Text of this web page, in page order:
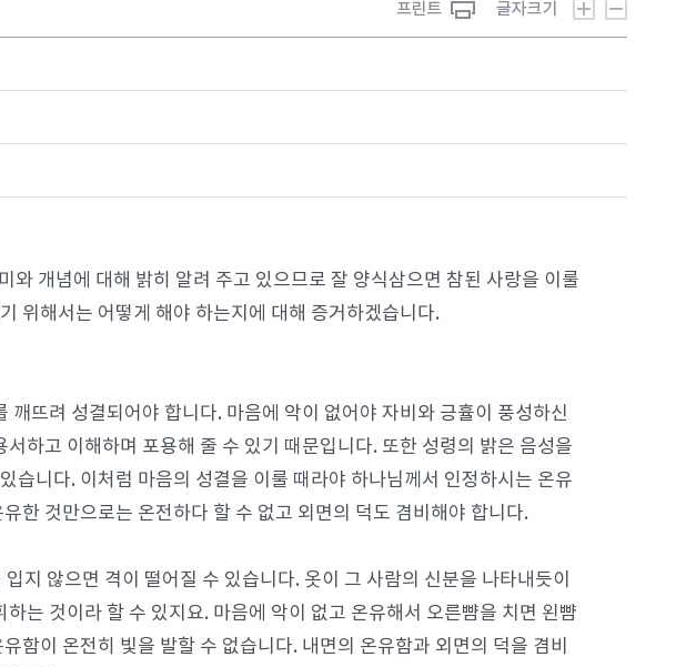
와 개념에 대해 밝히 알려 주고 있으므로 잘 양식삼으면 참된 사랑을 이룰
위해서는 어떻게 해야 하는지에 대해 증거하겠습니다.
뜨려 성결되어야 합니다. 마음에 악이 없어야 자비와 긍휼이 풍성하신
하고 이해하며 포용해 줄 수 있기 때문입니다. 또한 성령의 밝은 음성을
습니다. 이처럼 마음의 성결을 이룰 때라야 하나님께서 인정하시는 온유
한 것만으로는 온전하다 할 수 없고 외면의 덕도 겸비해야 합니다.
지 않으면 격이 떨어질 수 있습니다. 옷이 그 사람의 신분을 나타내듯이
는 것이라 할 수 있지요. 마음에 악이 없고 온유해서 오른뺨을 치면 왼뺨
함이 온전히 빛을 발할 수 없습니다. 내면의 온유함과 외면의 덕을 겸비